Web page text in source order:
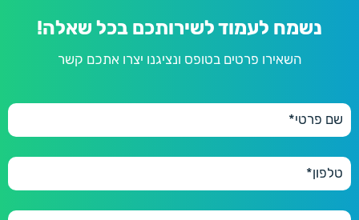
נשמח לעמוד לשירותכם בכל שאלה!
השאירו פרטים בטופס ונציגנו יצרו אתכם קשר